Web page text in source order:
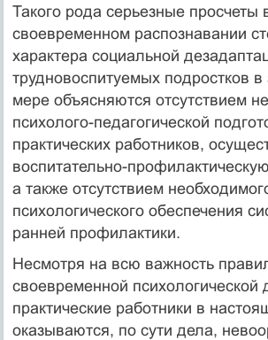
Такого рода серьезные просчеты
своевременном распознавании
характера социальной
трудновоспитуемых подростков в
мере объясняются отсутствием
психолого-педагогической
практических работников,
воспитательно-
а также отсутствием
психологического обеспечения
ранней профилактики.
Несмотря на всю важность
своевременной психологической
практические работники в
оказываются, по сути дела,